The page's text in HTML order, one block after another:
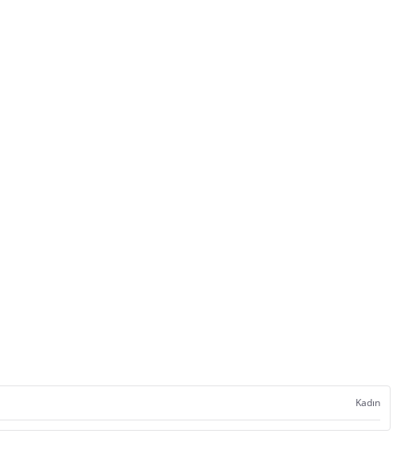
Kadın